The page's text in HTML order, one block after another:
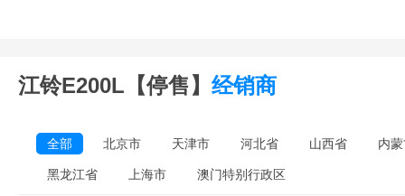
江铃E200L【停售】 经销商
全部 北京市 天津市 河北省 山西省 内
黑龙江省 上海市 澳门特别行政区